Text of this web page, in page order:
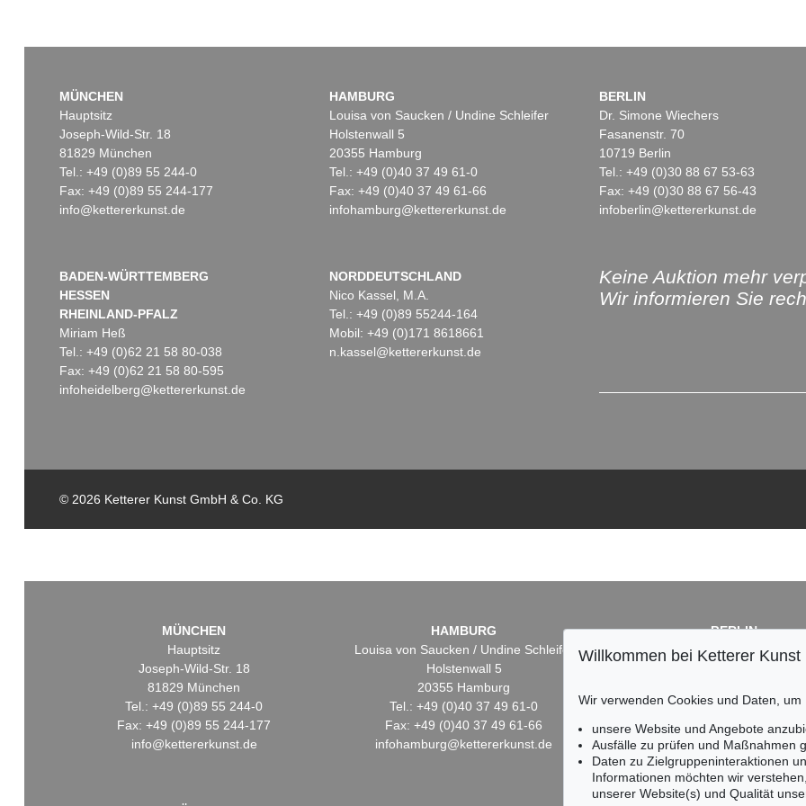
MÜNCHEN
Hauptsitz
Joseph-Wild-Str. 18
81829 München
Tel.: +49 (0)89 55 244-0
Fax: +49 (0)89 55 244-177
info@kettererkunst.de
HAMBURG
Louisa von Saucken / Undine Schleifer
Holstenwall 5
20355 Hamburg
Tel.: +49 (0)40 37 49 61-0
Fax: +49 (0)40 37 49 61-66
infohamburg@kettererkunst.de
BERLIN
Dr. Simone Wiechers
Fasanenstr. 70
10719 Berlin
Tel.: +49 (0)30 88 67 53-63
Fax: +49 (0)30 88 67 56-43
infoberlin@kettererkunst.de
BADEN-WÜRTTEMBERG
HESSEN
RHEINLAND-PFALZ
Miriam Heß
Tel.: +49 (0)62 21 58 80-038
Fax: +49 (0)62 21 58 80-595
infoheidelberg@kettererkunst.de
NORDDEUTSCHLAND
Nico Kassel, M.A.
Tel.: +49 (0)89 55244-164
Mobil: +49 (0)171 8618661
n.kassel@kettererkunst.de
Keine Auktion mehr
Wir informieren Sie
© 2026 Ketterer Kunst GmbH & Co. KG
MÜNCHEN
Hauptsitz
Joseph-Wild-Str. 18
81829 München
Tel.: +49 (0)89 55 244-0
Fax: +49 (0)89 55 244-177
info@kettererkunst.de
HAMBURG
Louisa von Saucken / Undine Schleifer
Holstenwall 5
20355 Hamburg
Tel.: +49 (0)40 37 49 61-0
Fax: +49 (0)40 37 49 61-66
infohamburg@kettererkunst.de
BERLIN
Dr. Simone Wiechers
Tel.: +49 (0)30 88 67 53-
Fax: +49 (0)30 88 67 56-
Willkommen bei Ketterer Kunst
Wir verwenden Cookies und Daten, um
unsere Website und Angebote
Ausfälle zu prüfen und Maßnahmen
Daten zu Zielgruppeninteraktionen
Informationen möchten wir
unserer Website(s) und Qualität